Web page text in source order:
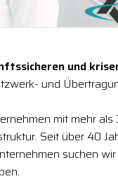
und
und
mit mehr
Seit über 40
suchen